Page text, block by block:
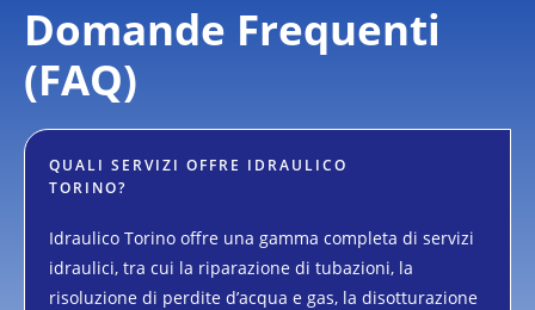
Domande Frequenti
(FAQ)
QUALI SERVIZI OFFRE IDRAULICO
TORINO?
Idraulico Torino offre una gamma completa di servizi
idraulici, tra cui la riparazione di tubazioni, la
risoluzione di perdite d’acqua e gas, la disotturazione